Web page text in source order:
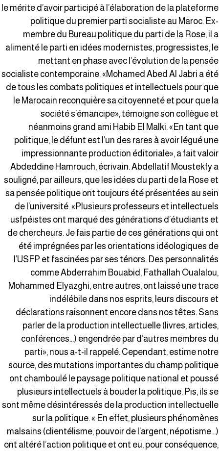
le mérite d’avoir participé à l’élaboration de la
politique du premier parti socialiste au Maroc.
membre du Bureau politique du parti de la Rose, il
alimenté le parti en idées modernistes, progressistes,
mettant en phase avec l’évolution de la
socialiste contemporaine. «Mohamed Abed Al Jabri a
de tous les combats politiques et intellectuels pour
le Marocain reconquière sa citoyenneté et pour que
société s’émancipe», témoigne son collègue
néanmoins grand ami Habib El Malki. «En tant
politique, le défunt est l’un des rares à avoir légué
impressionnante production éditoriale», a fait
Abdeddine Hamrouch, écrivain. Abdellatif Moustekfy
souligné, par ailleurs, que les idées du parti de la Rose
sa pensée politique ont toujours été présentées au
de l’université. «Plusieurs professeurs et
usfpéistes ont marqué des générations d’étudiants
de chercheurs. Je fais partie de ces générations qui
été imprégnées par les orientations idéologiques
l’USFP et fascinées par ses ténors. Des
comme Abderrahim Bouabid, Fathallah
Mohammed Elyazghi, entre autres, ont laissé une
indélébile dans nos esprits, leurs discours
déclarations raisonnent encore dans nos têtes.
parler de la production intellectuelle (livres,
conférences…) engendrée par d’autres membres
parti», nous a-t-il rappelé. Cependant, estime
source, des mutations importantes du champ
ont chamboulé le paysage politique national et
plusieurs intellectuels à bouder la politique. Pis, ils
sont même désintéressés de la production
sur la politique. « En effet, plusieurs
malsains (clientélisme, pouvoir de l’argent,
ont altéré l’action politique et ont eu, pour